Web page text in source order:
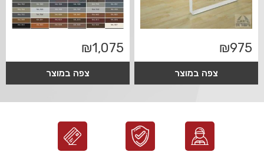
₪975
צפה במוצר
₪1,075
צפה במוצר